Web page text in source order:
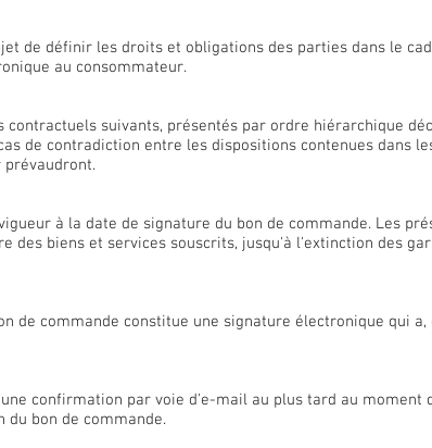
de définir les droits et obligations des parties dans le
au consommateur.
suivants, présentés par ordre hiérarchique
de contradiction entre les dispositions contenues dans
prévaudront.
à la date de signature du bon de commande. Les
des biens et services souscrits, jusqu'à l'extinction des
de commande constitue une signature électronique qui
confirmation par voie d'e-mail au plus tard au moment
du bon de commande.